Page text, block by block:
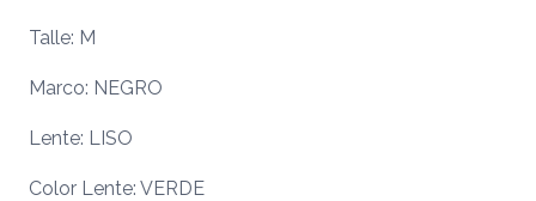
Talle: M
Marco: NEGRO
Lente: LISO
Color Lente: VERDE